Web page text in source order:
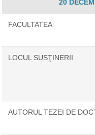
20
FACULTATEA
LOCUL SUSŢINERII
AUTORUL TEZEI DE